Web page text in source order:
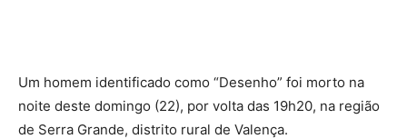
Um homem identificado como “Desenho” foi morto na
noite deste domingo (22), por volta das 19h20, na região
de Serra Grande, distrito rural de Valença.